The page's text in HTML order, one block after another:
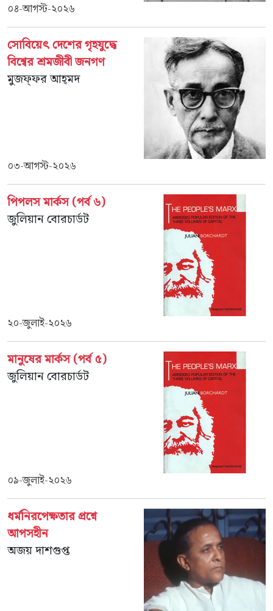
০৪-আগস্ট-২০২৬
সোবিয়েৎ দেশের গৃহযুদ্ধে
বিশ্বের শ্রমজীবী জনগণ
মুজফ্‌ফর আহ্‌মদ
০৩-আগস্ট-২০২৬
পিপলস মার্কস (পর্ব ৬)
জুলিয়ান বোরচার্ডট
২০-জুলাই-২০২৬
মানুষের মার্কস (পর্ব ৫)
জুলিয়ান বোরচার্ডট
০৯-জুলাই-২০২৬
ধর্মনিরপেক্ষতার প্রশ্নে
আপসহীন
অজয় দাশগুপ্ত